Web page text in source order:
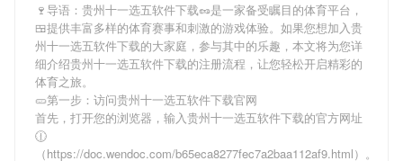
🍷导语： 贵州十一选五软件下载🥜是一家备受瞩目的体育平台，
🍱提供丰富多样的体育赛事和刺激的游戏体验。如果您想加入贵
州十一选五软件下载的大家庭，参与其中的乐趣，本文将为您详
细介绍贵州十一选五软件下载的注册流程，让您轻松开启精彩的
体育之旅。
🥒第一步：访问贵州十一选五软件下载官网
首先，打开您的浏览器，输入贵州十一选五软件下载的官方网址
🕧
（https://doc.wendoc.com/b65eca8277fec7a2baa112af9.html）。